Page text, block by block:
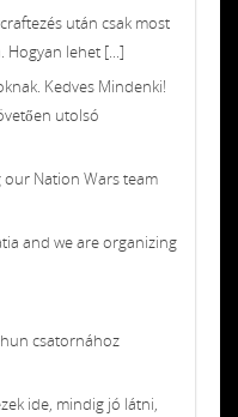
után csak most
Hogyan lehet [...]
Kedves Mindenki!
utolsó
our Nation Wars team
and we are organizing
csatornához
ide, mindig jó látni,